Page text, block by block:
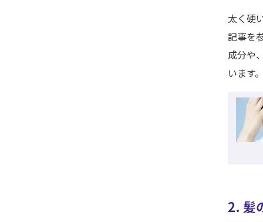
太く硬
記事を
成分や
います
2. 髪